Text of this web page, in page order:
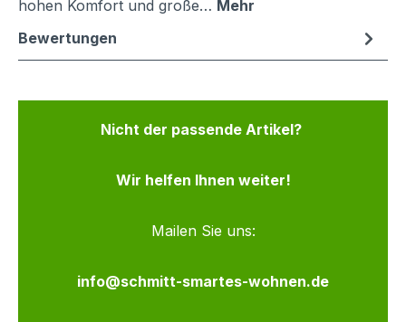
hohen Komfort und große… Mehr
Bewertungen
Nicht der passende Artikel?
Wir helfen Ihnen weiter!
Mailen Sie uns:
info@schmitt-smartes-wohnen.de